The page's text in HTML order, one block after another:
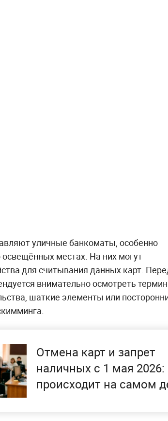
уличные банкоматы, особенно
местах. На них могут
для считывания данных карт.
внимательно осмотреть
шаткие элементы или
Отмена карт и запрет
наличных с 1 мая 2026:
происходит на самом